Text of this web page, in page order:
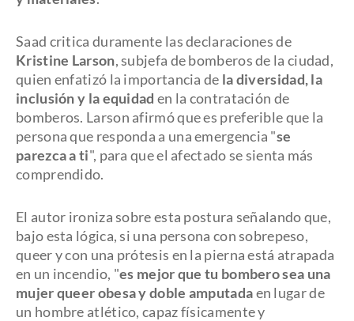
Saad critica duramente las declaraciones de
Kristine Larson, subjefa de bomberos de la ciudad,
quien enfatizó la importancia de la diversidad, la
inclusión y la equidad en la contratación de
bomberos. Larson afirmó que es preferible que la
persona que responda a una emergencia "se
parezca a ti", para que el afectado se sienta más
comprendido.
El autor ironiza sobre esta postura señalando que,
bajo esta lógica, si una persona con sobrepeso,
queer y con una prótesis en la pierna está atrapada
en un incendio, "es mejor que tu bombero sea una
mujer queer obesa y doble amputadaen lugar de
un hombre atlético, capaz físicamente y